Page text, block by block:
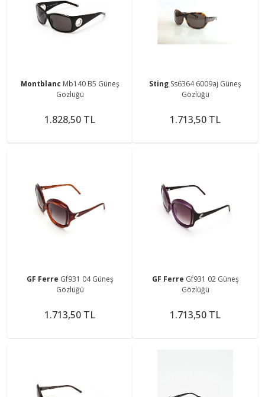
Montblanc Mb140 B5 Güneş
Gözlüğü
1.828,50 TL
Sting Ss6364 6009aj Güneş
Gözlüğü
1.713,50 TL
GF Ferre Gf931 04 Güneş
Gözlüğü
1.713,50 TL
GF Ferre Gf931 02 Güneş
Gözlüğü
1.713,50 TL